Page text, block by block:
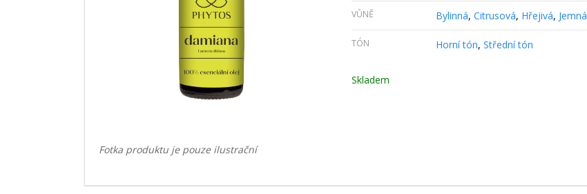
Fotka produktu je pouze ilustrační
VŮNĚ Bylinná, Citrusová, Hřejivá, Jemná
TÓN Horní tón, Střední tón
Skladem